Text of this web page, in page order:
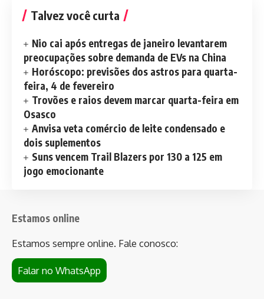
Talvez você curta
Nio cai após entregas de janeiro levantarem
preocupações sobre demanda de EVs na China
Horóscopo: previsões dos astros para quarta-
feira, 4 de fevereiro
Trovões e raios devem marcar quarta-feira em
Osasco
Anvisa veta comércio de leite condensado e
dois suplementos
Suns vencem Trail Blazers por 130 a 125 em
jogo emocionante
Estamos online
Estamos sempre online. Fale conosco:
Falar no WhatsApp